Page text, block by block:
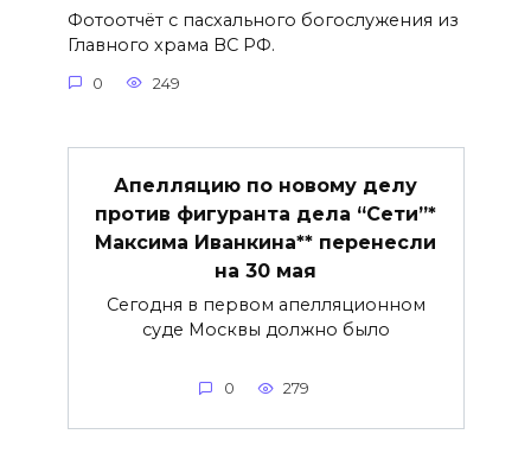
Фотоотчёт с пасхального богослужения из
Главного храма ВС РФ.
0 249
Апелляцию по новому делу
против фигуранта дела “Сети”*
Максима Иванкина** перенесли
на 30 мая
Сегодня в первом апелляционном
суде Москвы должно было
0 279